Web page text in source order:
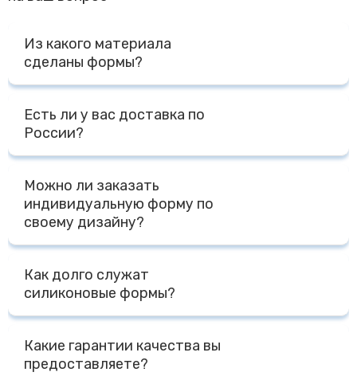
Из какого материала
сделаны формы?
Все наши формы и изделия из силикона сделаны из
премиального пищевого силикона на основе платины
Есть ли у вас доставка по
России?
Доставка по России осуществляется Транспортными
Компаниями - ПЭК, СДЭК, Деловые Линии, КИТ, либо
другими Компаниями на выбор Клиента. Доставка до
терминала Транспортной Компании в г. Москве
осуществляется бесплатно, отправка за счет
Можно ли заказать
индивидуальную форму по
своему дизайну?
Да, мы специализируемся на изготовлении форм по
индивидуальному дизайну Заказчика. Для расчета
стоимости нам необходим макет, фото, чертеж,
модель с размерами или готовый образец изделия и
Как долго служат
силиконовые формы?
При правильной эксплуатации форм - температурный
режим от -40 до + 240 градусов, мытье без
агрессивных моющих средств, срок службы форм
Какие гарантии качества вы
предоставляете?